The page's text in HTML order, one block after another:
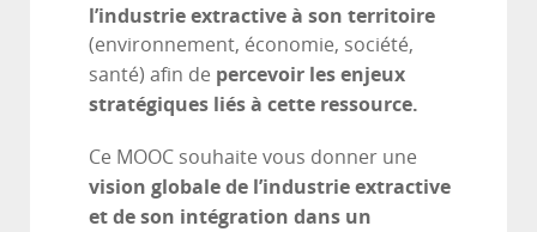
l’industrie extractive à son territoire
(environnement, économie, société,
santé) afin de percevoir les enjeux
stratégiques liés à cette ressource.
Ce MOOC souhaite vous donner une
vision globale de l’industrie extractive
et de son intégration dans un